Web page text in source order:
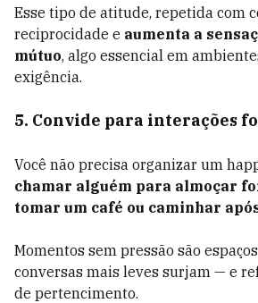
Esse tipo de atitude, repetida com
reciprocidade e aumenta a
mútuo, algo essencial em
exigência.
5. Convide para interações
Você não precisa organizar um
chamar alguém para almoçar
tomar um café ou caminhar
Momentos sem pressão são
conversas mais leves surjam — e
de pertencimento.